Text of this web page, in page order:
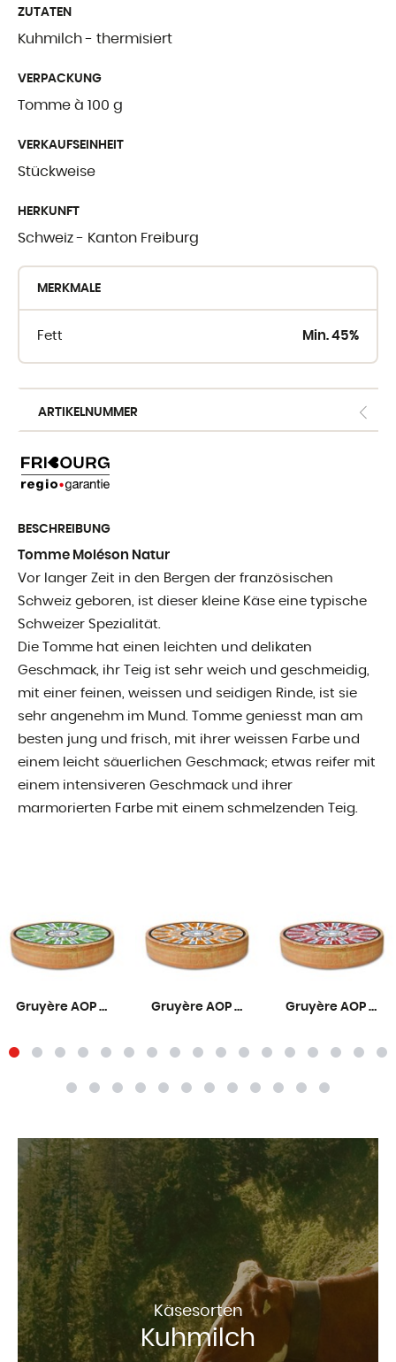
E-shop fur Profis
ZUTATEN
Kuhmilch - thermisiert
VERPACKUNG
Tomme à 100 g
VERKAUFSEINHEIT
Stückweise
HERKUNFT
Schweiz - Kanton Freiburg
MERKMALE
Fett Min. 45%
ARTIKELNUMMER
BESCHREIBUNG
Tomme Moléson Natur
Vor langer Zeit in den Bergen der französischen
Schweiz geboren, ist dieser kleine Käse eine typische
Schweizer Spezialität.
Die Tomme hat einen leichten und delikaten
Geschmack, ihr Teig ist sehr weich und geschmeidig,
mit einer feinen, weissen und seidigen Rinde, ist sie
sehr angenehm im Mund. Tomme geniesst man am
besten jung und frisch, mit ihrer weissen Farbe und
einem leicht säuerlichen Geschmack; etwas reifer mit
einem intensiveren Geschmack und ihrer
marmorierten Farbe mit einem schmelzenden Teig.
Gruyère AOP Mild 6 Monate Gruyère AOP Mittelreif 9 Monate Gruyère AOP Rezent 12 Monate
Käsesorten
Kuhmilch